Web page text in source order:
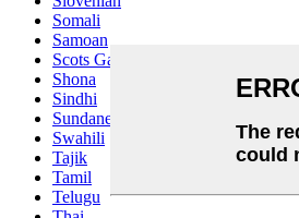
Somali
Samoan
Scots Gaelic
Shona
Sindhi
Sundanese
Swahili
Tajik
Tamil
Telugu